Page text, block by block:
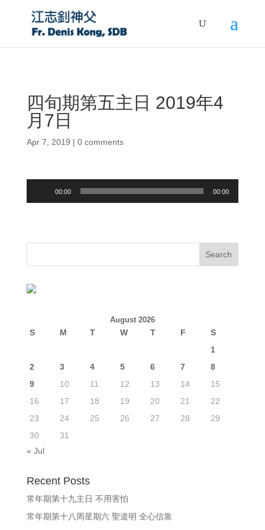
四旬期第五主日 2019年4
月7日
Apr 7, 2019 | 0 comments
00:00 00:00
August 2026
S M T W T F
S
1
2
3 4 5 6 7
8
9
10 11 12 13 14
15
16
17 18 19 20 21
22
23
24 25 26 27 28
29
30
31
« Jul
Recent Posts
常年期第十九主日 不用害怕
常年期第十八周星期六 聖道明 全心信靠